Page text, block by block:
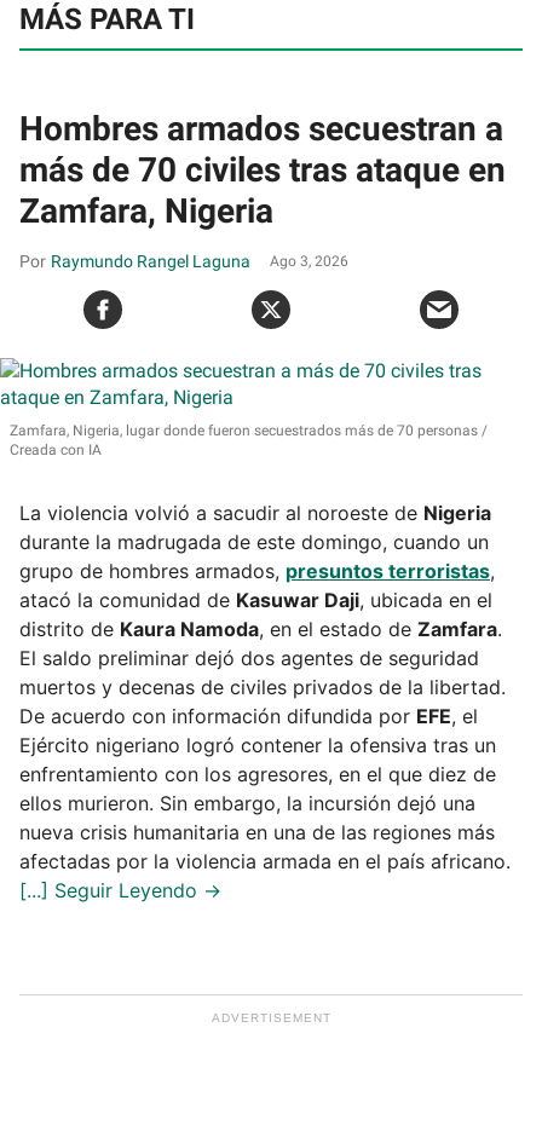
MÁS PARA TI
Hombres armados secuestran a
más de 70 civiles tras ataque en
Zamfara, Nigeria
Raymundo Rangel Laguna Ago 3, 2026
Zamfara, Nigeria, lugar donde fueron secuestrados más de 70 personas
Creada con IA
La violencia volvió a sacudir al noroeste de Nigeria
durante la madrugada de este domingo, cuando un
grupo de hombres armados, presuntos terroristas,
atacó la comunidad de Kasuwar Daji, ubicada en el
distrito de Kaura Namoda, en el estado de Zamfara.
El saldo preliminar dejó dos agentes de seguridad
muertos y decenas de civiles privados de la libertad.
De acuerdo con información difundida por EFE, el
Ejército nigeriano logró contener la ofensiva tras un
enfrentamiento con los agresores, en el que diez de
ellos murieron. Sin embargo, la incursión dejó una
nueva crisis humanitaria en una de las regiones más
afectadas por la violencia armada en el país africano.